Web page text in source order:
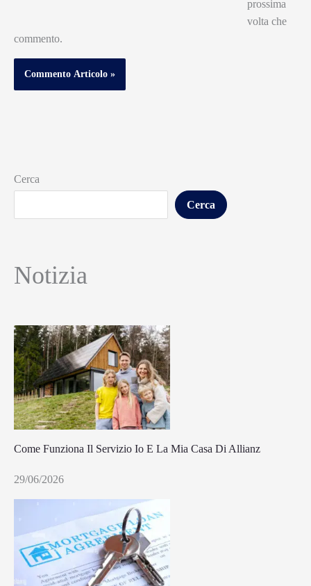
prossima
volta che
commento.
Cerca
Cerca
Notizia
Come Funziona Il Servizio Io E La Mia Casa Di Allianz
29/06/2026